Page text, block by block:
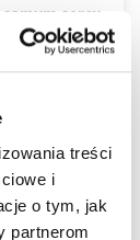
treści
i
o tym, jak
partnerom
sercu
sobie
budynków,